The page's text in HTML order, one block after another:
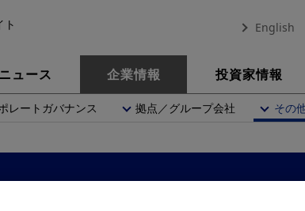
ト English
ニュース 企業情報 投資家情報
レートガバナンス 拠点／グループ会社 その